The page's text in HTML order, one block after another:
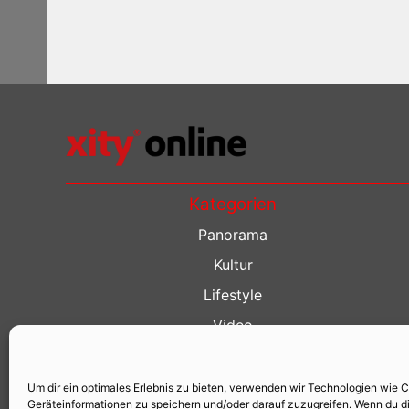
Um dir ein optimales Erlebnis zu bieten, verwenden wir Technologien wie
Geräteinformationen zu speichern und/oder darauf zuzugreifen. Wenn du
Kategorien
Panorama
Kultur
Lifestyle
Video
Kino Guide